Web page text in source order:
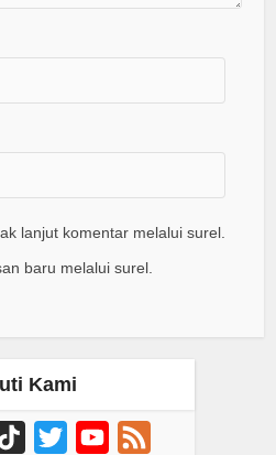
lanjut komentar melalui surel.
baru melalui surel.
Kami
TikTok Twitter YouTube